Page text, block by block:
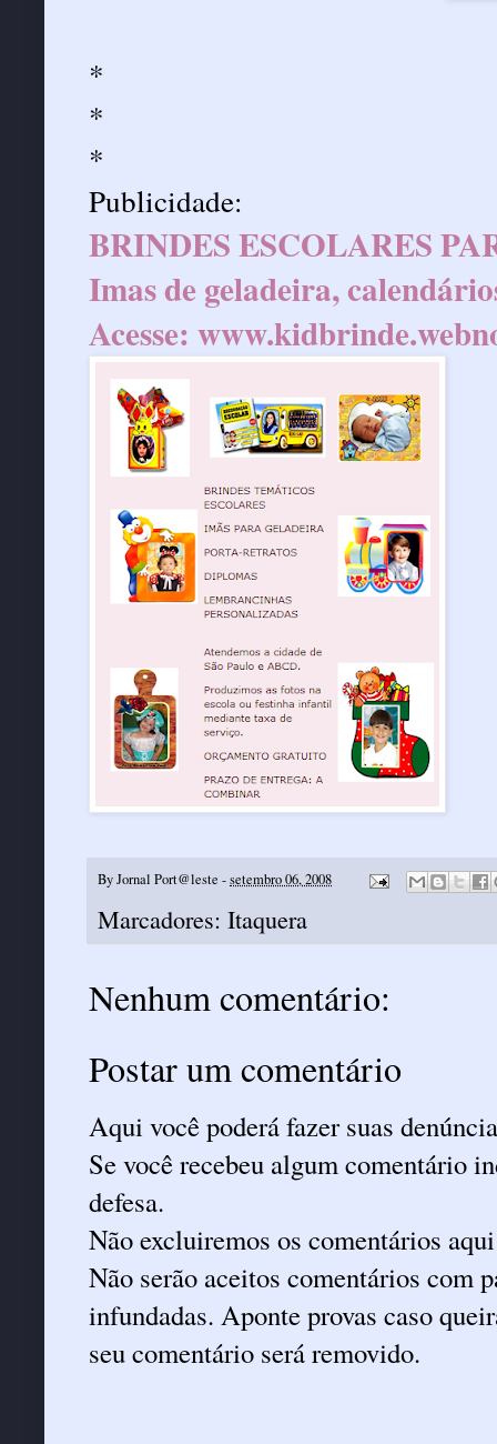
*
*
*
Publicidade:
BRINDES ESCOLARES
Imas de geladeira,
Acesse:
ByJornal Port@leste -setembro 06, 2008
Marcadores: Itaquera
Nenhum comentário:
Postar um comentário
Aqui você poderá fazer suas
Se você recebeu algum comentário
defesa.
Não excluiremos os comentários
Não serão aceitos comentários com
infundadas. Aponte provas caso
seu comentário será removido.